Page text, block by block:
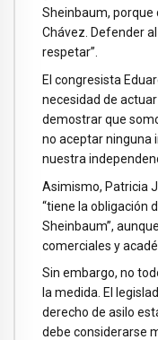
Sheinbaum,
Chávez. Defender
respetar”.
El congresista
necesidad de
demostrar que
no aceptar ninguna
nuestra
Asimismo, Patricia
“tiene la obligación
Sheinbaum”,
comerciales y
Sin embargo, no
la medida. El
derecho de asilo
debe considerarse